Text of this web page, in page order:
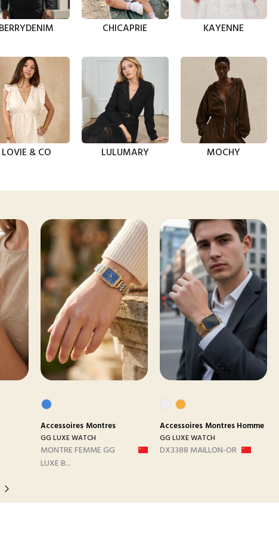
BERRYDENIM CHICAPRIE KAYENNE
LOVIE & CO LULUMARY MOCHY
Accessoires Montres
GG LUXE WATCH
MONTRE FEMME GG
LUXE B...
Accessoires Montres Homme
GG LUXE WATCH
DX3388 MAILLON-OR